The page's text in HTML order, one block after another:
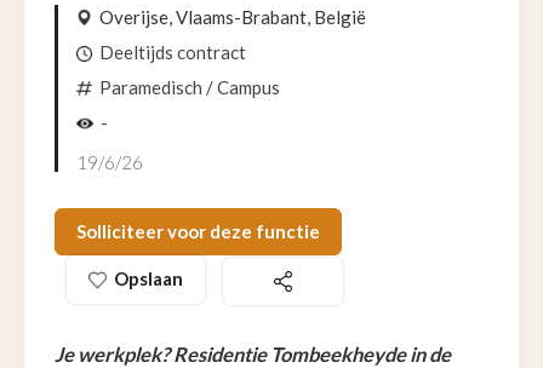
Overijse, Vlaams-Brabant, België
Deeltijds contract
Paramedisch / Campus
-
19/6/26
Solliciteer voor deze functie
Opslaan
Je werkplek? Residentie Tombeekheyde in de